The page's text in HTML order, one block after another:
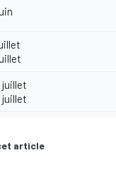
juillet
juillet
article